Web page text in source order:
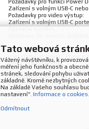
Požadavky pro funkci Power
Zařízení s volným USB-C
Požadavky pro video výstup:
Zařízení s volným USB-C
Obsah balení
i-tec USB-C dokovací stanice
Quick Start manuál
Stránky o produktu:
https://i-tec.cz/produkt/
Tato webová
Vážený návštěvníku, k
měření jeho funkčnosti a
stránek, sledování pohybu
základně. Kromě nezbytných
Na základě Vašeho souhlasu
nastavení“. Informace o cookies.
Odmítnout